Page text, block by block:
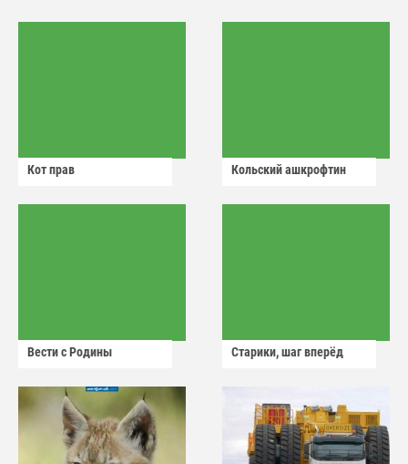
Кот прав Кольский ашкрофтин
Вести с Родины Старики, шаг вперёд